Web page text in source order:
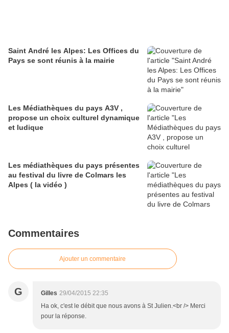
Saint André les Alpes: Les Offices du
Pays se sont réunis à la mairie
Les Médiathèques du pays A3V ,
propose un choix culturel dynamique
et ludique
Les médiathèques du pays présentes
au festival du livre de Colmars les
Alpes ( la vidéo )
Commentaires
Ajouter un commentaire
G Gilles 29/04/2015 22:35
Ha ok, c'est le débit que nous avons à St Julien.<br /> Merci
pour la réponse.